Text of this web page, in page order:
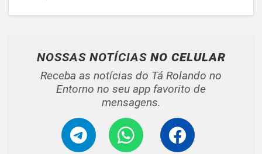
NOSSAS NOTÍCIAS NO CELULAR
Receba as notícias do Tá Rolando no
Entorno no seu app favorito de
mensagens.